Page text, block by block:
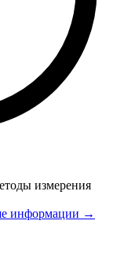
измерения
информации →